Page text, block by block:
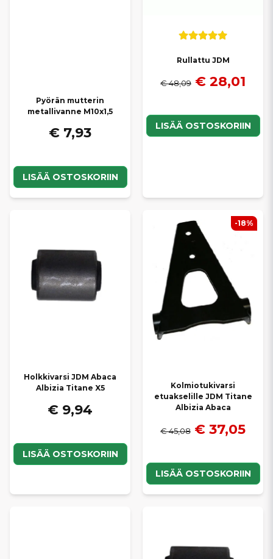
Pyörän mutterin
metallivanne M10x1,5
€ 7,93
LISÄÄ OSTOSKORIIN
Rullattu JDM
€ 48,09 € 28,01
LISÄÄ OSTOSKORIIN
Holkkivarsi JDM Abaca
Albizia Titane X5
€ 9,94
LISÄÄ OSTOSKORIIN
Kolmiotukivarsi
etuakselille JDM Titane
Albizia Abaca
€ 45,08 € 37,05
LISÄÄ OSTOSKORIIN
-18%